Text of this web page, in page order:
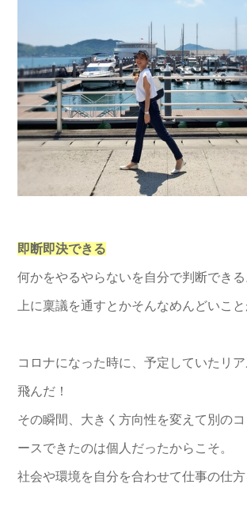
即断即決できる
何かをやるやらないを自分で判断できる
上に稟議を通すとかそんなめんどいこと
コロナになった時に、予定していたリ
飛んだ！
その瞬間、大きく方向性を変えて別の
ースできたのは個人だったからこそ。
社会や環境を自分を合わせて仕事の仕方